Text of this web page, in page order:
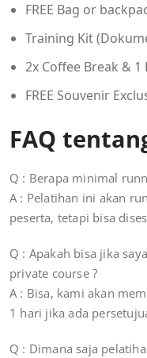
FREE Bag or
Training Kit
2x Coffee Break &
FREE Souvenir
FAQ
Q : Berapa minimal
A : Pelatihan ini akan
peserta, tetapi bisa
Q : Apakah bisa jika
private course ?
A : Bisa, kami akan
1 hari jika ada
Q : Dimana saja